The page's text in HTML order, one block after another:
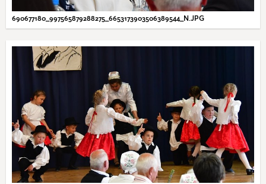
690677180_997565879288275_6653173903506389544_N.JPG